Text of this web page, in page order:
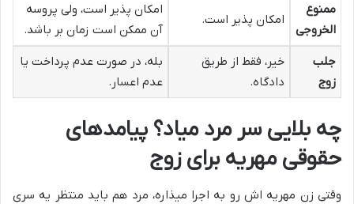
ممنوع
الخروجی
امکان پذیر است.
امکان پذیر است، ولی پروسه
آن ممکن است زمان بر باشد.
جلب
زوج
خیر، فقط از طریق
دادگاه.
بله، در صورت عدم پرداخت یا
عدم اعسار.
چه بلایی سر مرد میاد؟ پیامدهای
حقوقی مهریه برای زوج
وقتی زن مهریه اش رو به اجرا میذاره، مرد هم باید منتظر یه سری